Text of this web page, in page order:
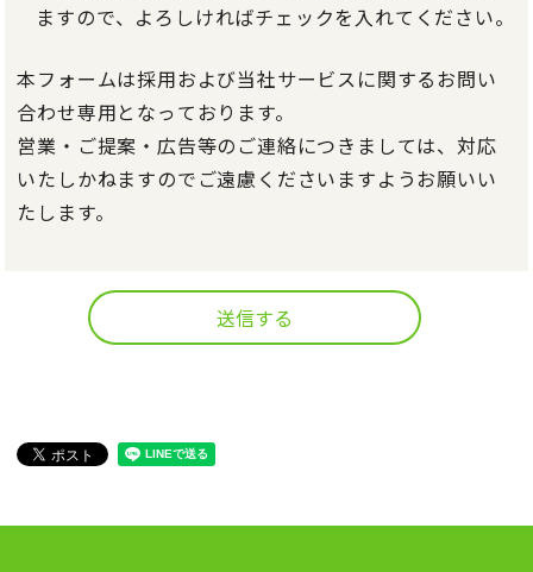
ますので、よろしければチェックを入れてください。
本フォームは採用および当社サービスに関するお問い
合わせ専用となっております。
営業・ご提案・広告等のご連絡につきましては、対応
いたしかねますのでご遠慮くださいますようお願いい
たします。